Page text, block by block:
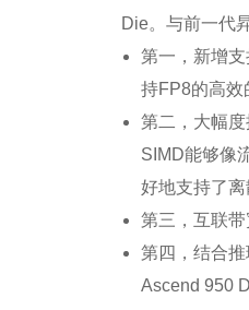
Die。与前一代
第一，新增
持FP8的高效
第二，大幅
SIMD能够像
好地支持了离
第三，互联
第四，结合
Ascend 950